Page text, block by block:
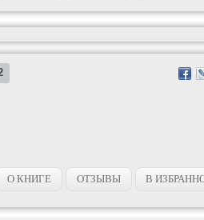
О КНИГЕ ОТЗЫВЫ В